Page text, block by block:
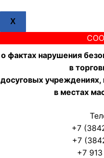
X
о фактах нарушения
в
досуговых
в местах
+7
+7
+7